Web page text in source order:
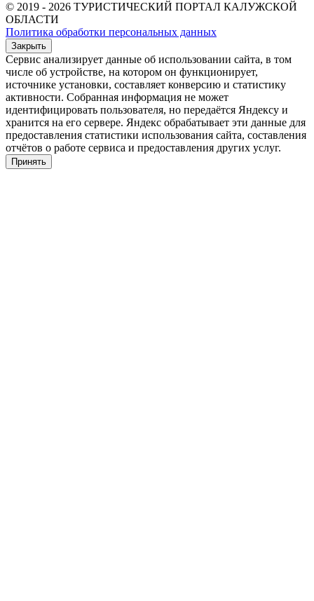
© 2019 - 2026 ТУРИСТИЧЕСКИЙ ПОРТАЛ КАЛУЖСКОЙ
ОБЛАСТИ
Политика обработки персональных данных
Закрыть
Сервис анализирует данные об использовании сайта, в том
числе об устройстве, на котором он функционирует,
источнике установки, составляет конверсию и статистику
активности. Собранная информация не может
идентифицировать пользователя, но передаётся Яндексу и
хранится на его сервере. Яндекс обрабатывает эти данные для
предоставления статистики использования сайта, составления
отчётов о работе сервиса и предоставления других услуг.
Принять